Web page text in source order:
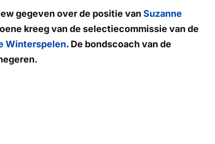
gegeven over de positie van Suzanne
kreeg van de selectiecommissie van de
Winterspelen. De bondscoach van de